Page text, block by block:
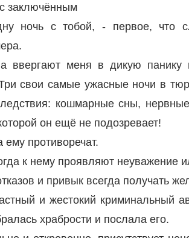
заключённым
ночь с тобой, - первое, что
ввергают меня в дикую
свои самые ужасные ночи в
кошмарные сны,
он ещё не подозревает!
противоречат.
к нему проявляют неуважение
и привык всегда получать
и жестокий криминальный
храбрости и послала его.